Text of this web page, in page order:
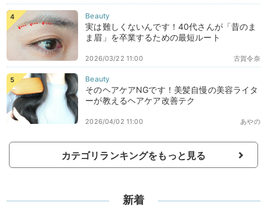
実は難しくないんです！40代さんが「昔のま
ま眉」を卒業するための最短ルート
古賀令奈
2026/03/22 11:00
そのヘアケアNGです！美髪自慢の美容ライタ
ーが教えるヘアケア改善テク
あやの
2026/04/02 11:00
カテゴリランキングをもっと見る
新着